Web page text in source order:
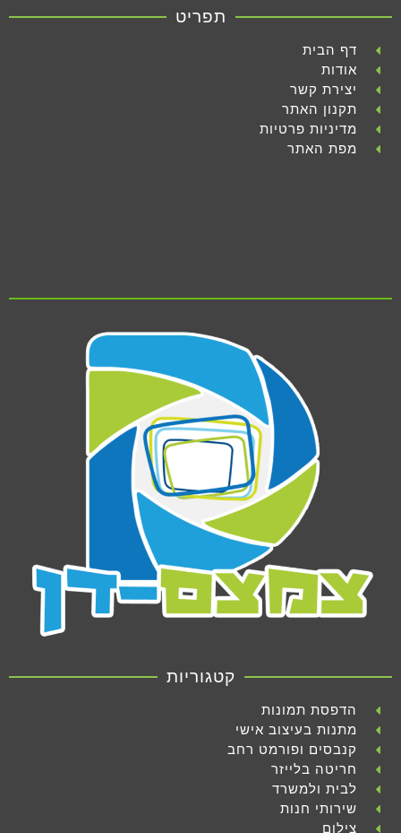
תפריט
דף הבית
אודות
יצירת קשר
תקנון האתר
מדיניות פרטיות
מפת האתר
קטגוריות
הדפסת תמונות
מתנות בעיצוב אישי
קנבסים ופורמט רחב
חריטה בלייזר
לבית ולמשרד
שירותי חנות
צילום